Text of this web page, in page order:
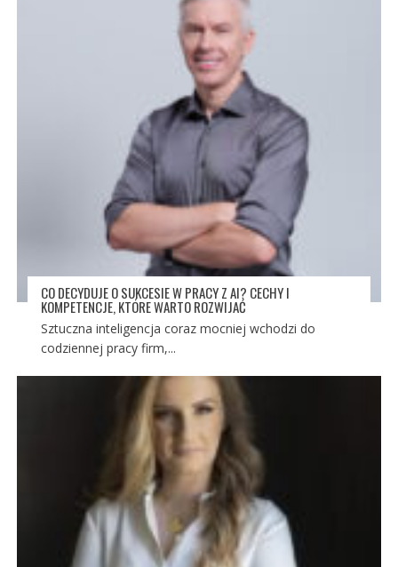
CO DECYDUJE O SUKCESIE W PRACY Z AI? CECHY I
KOMPETENCJE, KTÓRE WARTO ROZWIJAĆ
Sztuczna inteligencja coraz mocniej wchodzi do
codziennej pracy firm,...